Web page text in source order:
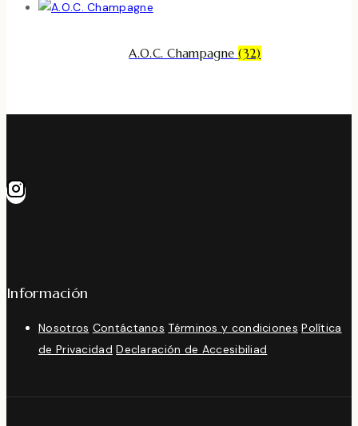
A.O.C. Champagne(32)
Información
Nosotros Contáctanos Términos y condiciones Política
de Privacidad Declaración de Accesibiliad